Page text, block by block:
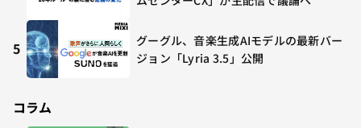
5
グーグル、音楽生成AIモデルの最新バー
ジョン「Lyria 3.5」公開
コラム